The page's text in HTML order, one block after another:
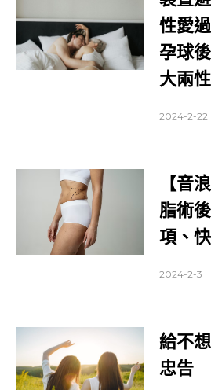
性愛
孕球
大兩
2024-2-22
【音
脂術
項、
2024-2-3
給不
忠告